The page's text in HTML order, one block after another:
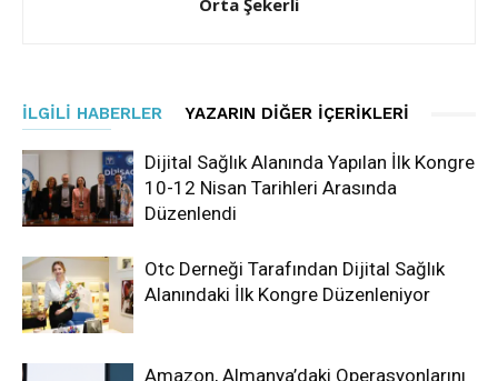
Orta Şekerli
İLGILI HABERLER YAZARIN DIĞER İÇERIKLERI
Dijital Sağlık Alanında Yapılan İlk Kongre
10-12 Nisan Tarihleri Arasında
Düzenlendi
Otc Derneği Tarafından Dijital Sağlık
Alanındaki İlk Kongre Düzenleniyor
Amazon, Almanya’daki Operasyonlarını